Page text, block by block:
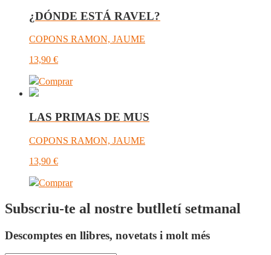
¿DÓNDE ESTÁ RAVEL?
COPONS RAMON, JAUME
13,90 €
Comprar
LAS PRIMAS DE MUS
COPONS RAMON, JAUME
13,90 €
Comprar
Subscriu-te al nostre butlletí setmanal
Descomptes en llibres, novetats i molt més